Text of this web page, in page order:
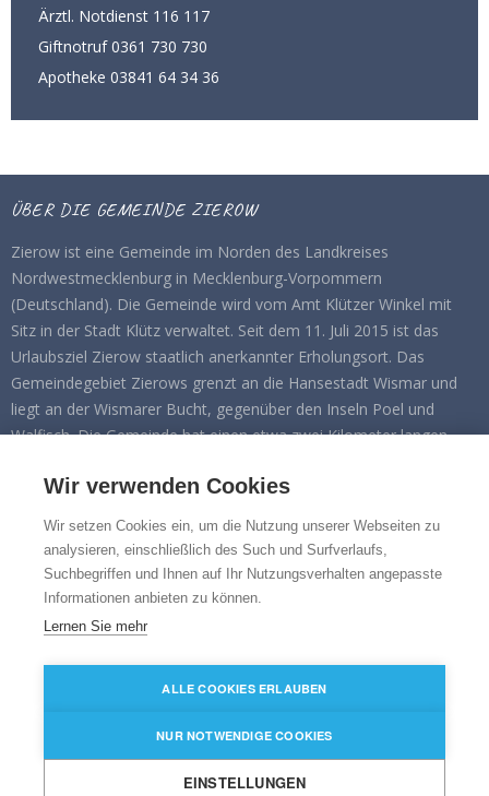
Ärztl. Notdienst 116 117
Giftnotruf 0361 730 730
Apotheke 03841 64 34 36
ÜBER DIE GEMEINDE ZIEROW
Zierow ist eine Gemeinde im Norden des Landkreises
Nordwestmecklenburg in Mecklenburg-Vorpommern
(Deutschland). Die Gemeinde wird vom Amt Klützer Winkel mit
Sitz in der Stadt Klütz verwaltet. Seit dem 11. Juli 2015 ist das
Urlaubsziel Zierow staatlich anerkannter Erholungsort. Das
Gemeindegebiet Zierows grenzt an die Hansestadt Wismar und
liegt an der Wismarer Bucht, gegenüber den Inseln Poel und
Walfisch. Die Gemeinde hat einen etwa zwei Kilometer langen
die Ortsteile Eggerstorf, Fliemstorf, Landstorf und Wisch.
FOLGEN SIE UNS AUF
Facebook
Copyright 2018-2026 Gemeinde Zierow
Agentur Karl & Karl® - we develop design and create communication.
Wir verwenden Cookies
Wir setzen Cookies ein, um die Nutzung unserer Webseiten zu
analysieren, einschließlich des Such und Surfverlaufs,
Suchbegriffen und Ihnen auf Ihr Nutzungsverhalten angepasste
Informationen anbieten zu können.
Lernen Sie mehr
ALLE COOKIES ERLAUBEN
NUR NOTWENDIGE COOKIES
EINSTELLUNGEN